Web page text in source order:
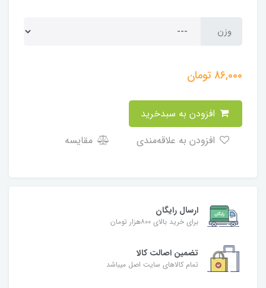
وزن
86,000تومان
مقایسه
ارسال رایگان
برای خرید بالای ۸۰۰هزار تومان
تضمین اصالت کالا
تمام کالاهای سایت اصل میباشد